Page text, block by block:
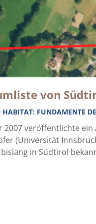
von
FUNDAMENTE
2007 veröffentlichte
(Universität
in Südtirol